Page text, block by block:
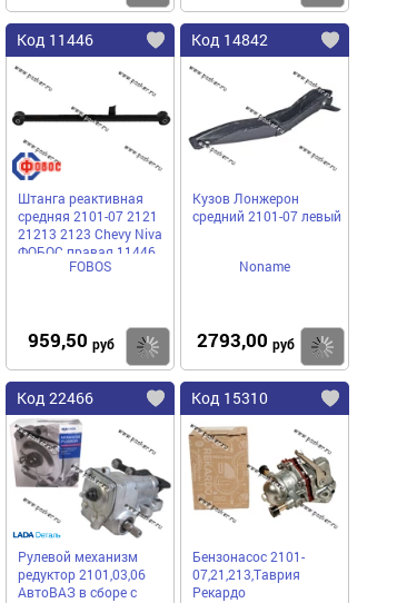
Код 11446
Штанга реактивная
средняя 2101-07 2121
21213 2123 Chevy Niva
ФОБОС правая 11446
FOBOS
959,50 руб Купить
Код 14842
Кузов Лонжерон
средний 2101-07 левый
Noname
2793,00 руб
Код 22466
Рулевой механизм
редуктор 2101,03,06
АвтоВАЗ в сборе с
Код 15310
Бензонасос 2101-
07,21,213,Таврия
Рекардо